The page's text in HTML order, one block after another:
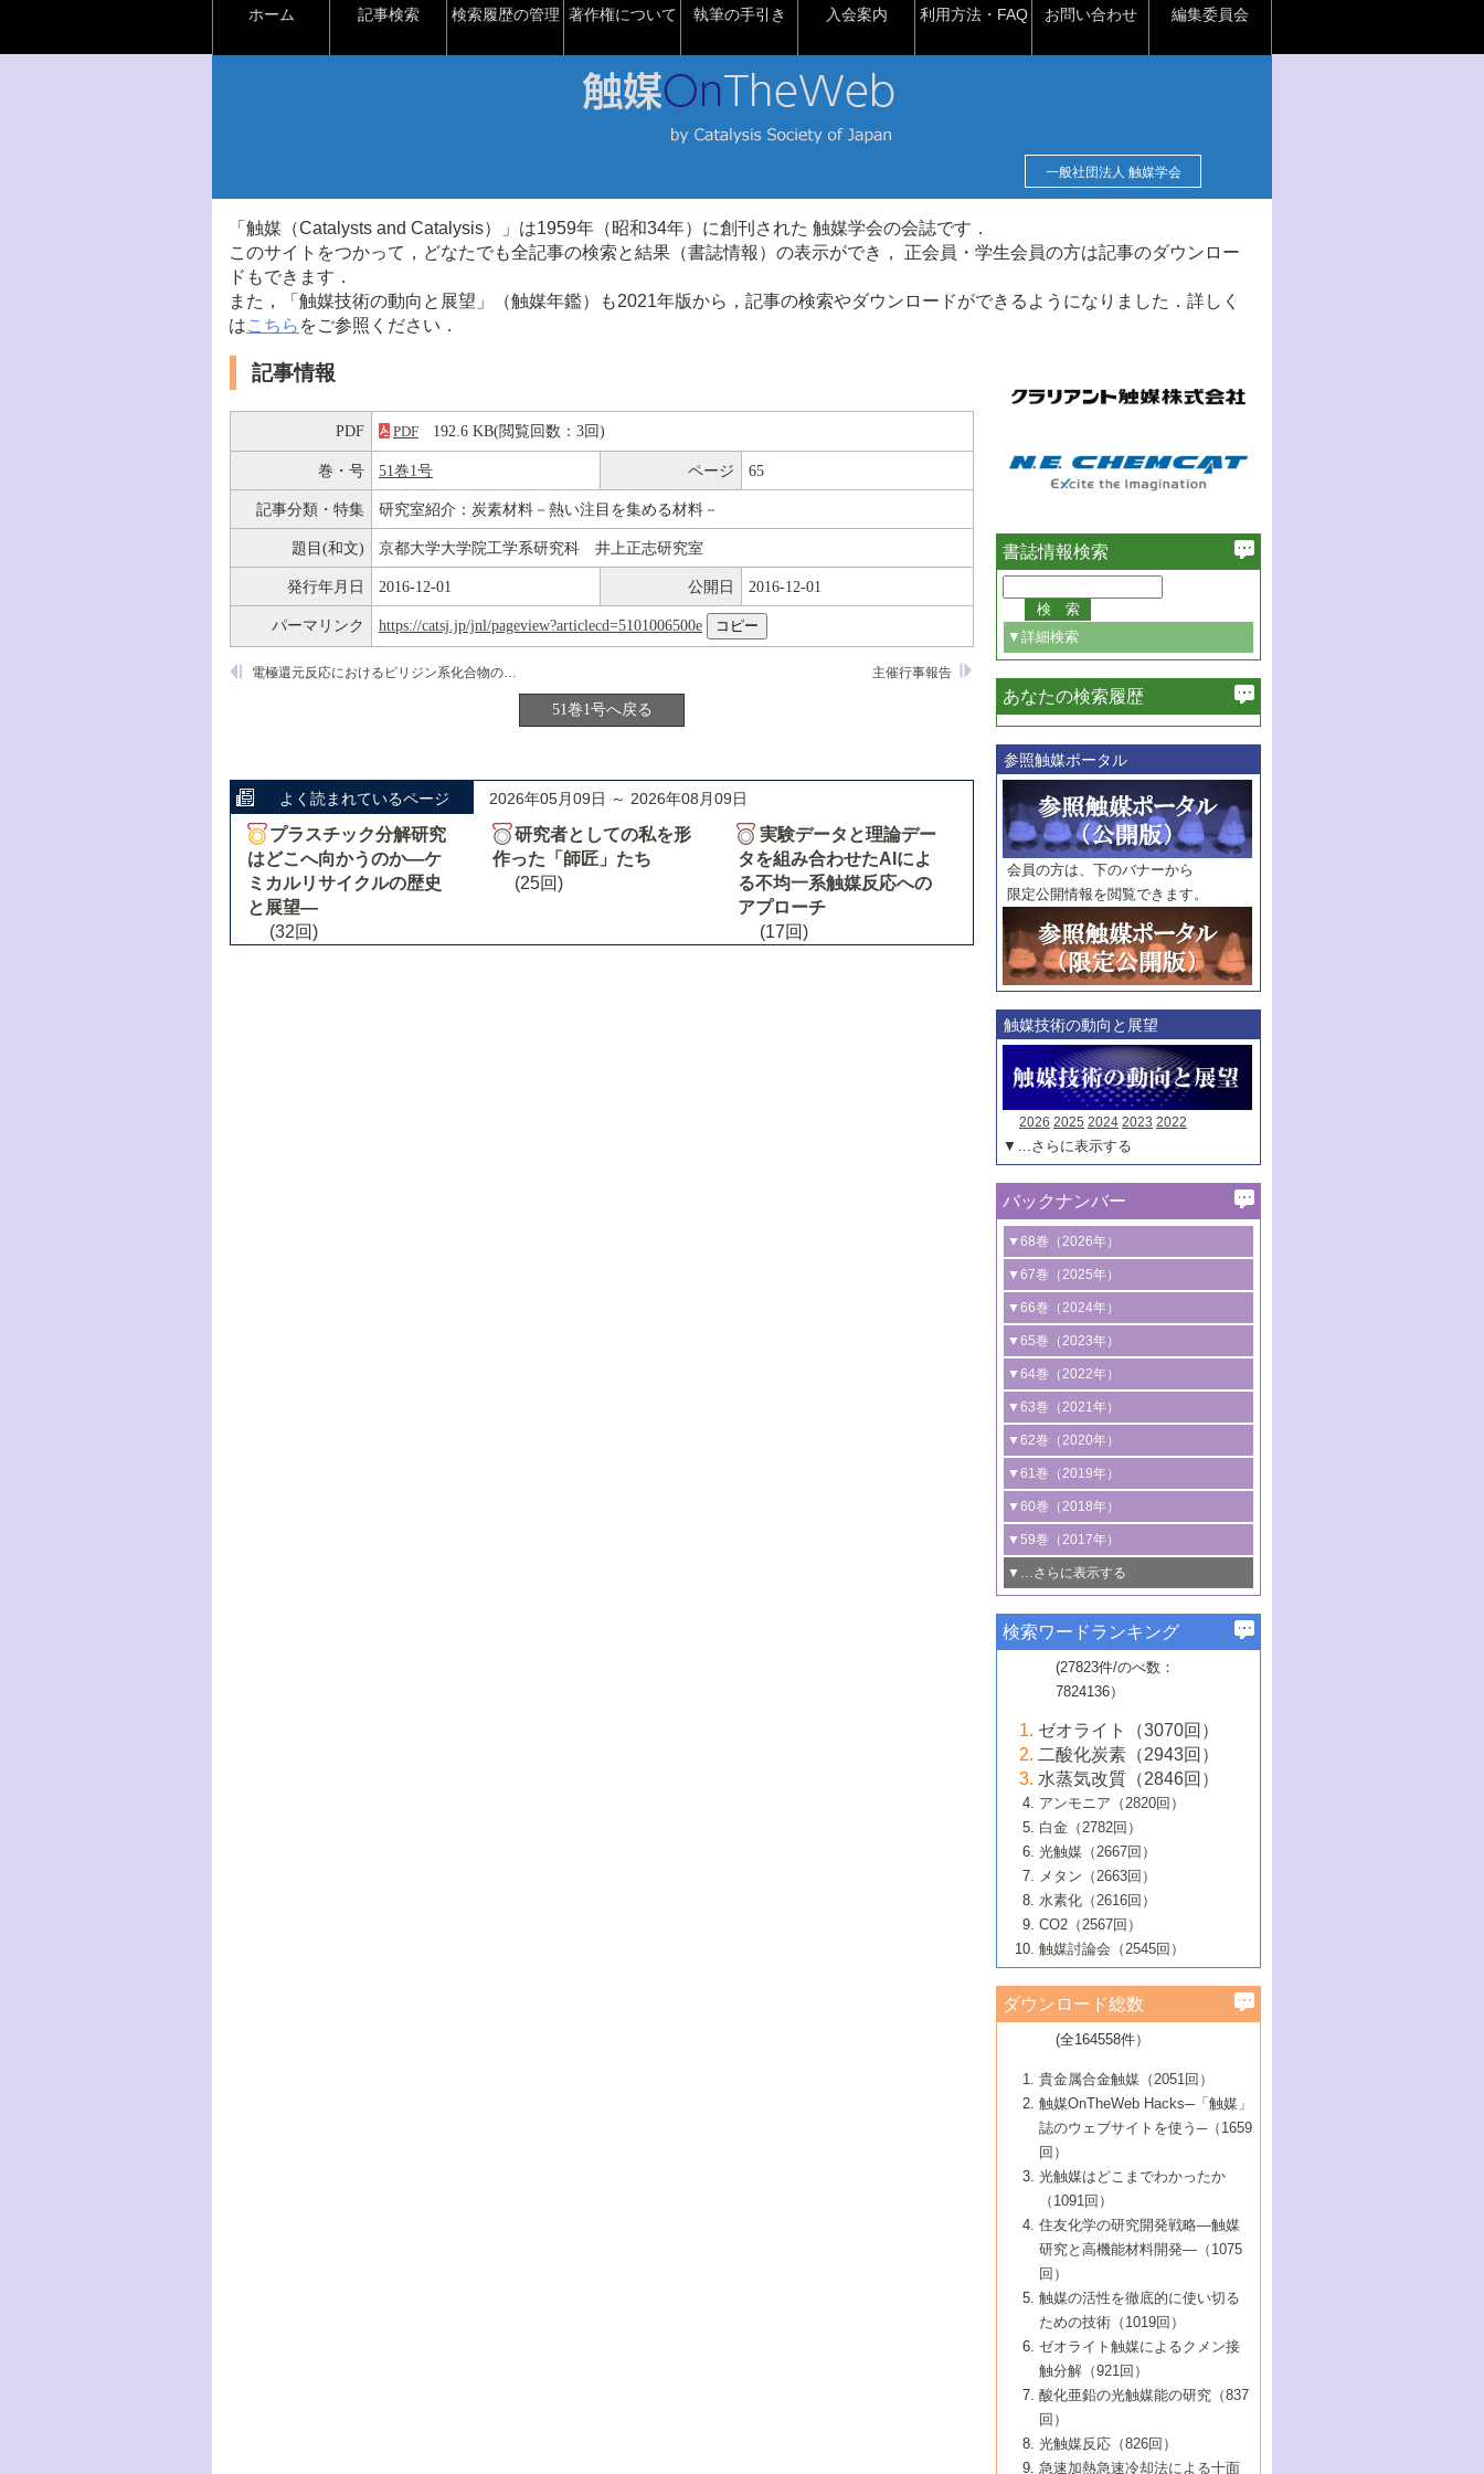
ホーム 記事検索 検索履歴の管理 著作権について 執筆の手引き 入会案内 利用方法・FAQ お問い合わせ 編集委員会
一般社団法人 触媒学会
「触媒（Catalysts and Catalysis）」は1959年（昭和34年）に創刊された 触媒学会の会誌です．
このサイトをつかって，どなたでも全記事の検索と結果（書誌情報）の表示ができ， 正会員・学生会員の方は記事のダウンロー
ドもできます．
また，「触媒技術の動向と展望」（触媒年鑑）も2021年版から，記事の検索やダウンロードができるようになりました．詳しく
はこちら をご参照ください．
記事情報
PDF PDF 192.6 KB(閲覧回数：3回)
巻・号 51巻1号 ページ 65
記事分類・特集 研究室紹介：炭素材料－熱い注目を集める材料－
題目(和文) 京都大学大学院工学系研究科 井上正志研究室
発行年月日 2016-12-01 公開日 2016-12-01
パーマリンク https://catsj.jp/jnl/pageview?articlecd=5101006500e
主催行事報告
電極還元反応におけるピリジン系化合物の触媒作用
51巻1号へ戻る
よく読まれているページ 2026年05月09日 ～ 2026年08月09日
プラスチック分解研究
はどこへ向かうのか―ケ
ミカルリサイクルの歴史
と展望―
(32回)
研究者としての私を形
作った「師匠」たち
(25回)
実験データと理論デー
タを組み合わせたAIによ
る不均一系触媒反応への
アプローチ
(17回)
書誌情報検索
▼詳細検索
必ず含む
巻・号指定
巻
号
範囲指定
巻
号～
巻
号
触媒年鑑
年度
記事種別
マーク：
マークあり
あなたの検索履歴
参照触媒ポータル
会員の方は、下のバナーから
限定公開情報を閲覧できます。
触媒技術の動向と展望
2026 2025 2024 2023 2022
▼…さらに表示する
バックナンバー
▼68巻（2026年）
1号 過酸化水素合成に関する研究動向
2号 コンピューター技術により加速する
触媒開発
3号 有機分子変換やCO 資源化のための
光触媒に関する最近の研究
B号 第137回触媒討論会（2026年）
▼67巻（2025年）
1号 CO
水素化によるグリーン燃料/グリ
ーンケミカル製造
2号 水素製造のための水分解技術に関す
る最近の研究
3号 オレフィン系樹脂の精密合成に関す
る最新技術
4号 アルコール類の効率的変換を実現す
る非貴金属触媒の研究動向
5号 ゼオライトの合成と応用における研
究動向
6号 ヘテロ接合界面
B号 第135回触媒討論会（2025年）
▼66巻（2024年）
1号 低次元ナノ構造を有する触媒材料
2号 規制反応場を活用した固体触媒研究
の新展開
3号 未踏分子変換を目指した酸化触媒プ
ロセスの最前線
4号 シンクロトロン放射光および中性子
線を利用した触媒解析技術の最先端
5号 単原子触媒
6号 参照触媒委員会からのお知らせ
B号 第133回触媒討論会（2023年）
▼65巻（2023年）
1号 炭素が関わる触媒機能
2号 プラスチックケミカルリサイクルの
ための触媒技術
3号 非酸化物系金属化合物を基盤とした
触媒材料の開発
4号 格子酸素・格子酸素欠陥を利用した
触媒反応
5号 生体触媒によるエネルギー変換反応
6号 窒素とリンの循環のための触媒・機
能性材料
▼64巻（2022年）
1号 合成ガス製造とCOを用いるケミカル
ズ合成の最新動向
2号 化学品合成のための合金触媒開発
3号 CO の排出削減および有効活用のた
めの触媒技術
4号 若手による情報発信企画～とびたて
若き触媒の研究者たち～（1）
若き触媒の研究者たち～（2）
6号 石油のノーブル・ユースを志向した
触媒技術
大学：オンライン・対面開催）
▼63巻（2021年）
1号 金触媒の新展開
2号 ペロブスカイト
3号 特殊反応場を利用した触媒的分子変
換反応
4号 多孔質材料を用いた触媒の新展開
5号 情報学的手法を用いた触媒開発
6号 カーボンニュートラルに向けた電解
技術
B号 第127回触媒討論会（2021年・オン
ライン開催(Zoom)のみ）
▼62巻（2020年）
1号 触媒設計を拓く欠陥構造のキャラク
タリゼーション
2号 機能化学品製造に資するクリーンな
触媒的酸化反応
3号 水処理のための触媒化学
4号 光触媒を用いた水分解の最新の研究
動向
5号 次世代の触媒プロセスを支えるマイ
6号 メタン転換技術の最新動向
B号 第125回触媒討論会（2020年・工学
院大学）
▼61巻（2019年）
1号 物質移動制御に着目した触媒プロセ
ス開発
2号 CO2 フリー水素サプライチェーンに
関わる触媒開発動向
3号 精密高分子合成に関する最近の研究
動向
4号 バイオマス化成品製造のための触媒
5号 固体触媒による含窒素有機化合物変
換の最前線
6号 貴金属使用量低減に向けた自動車排
ガス浄化触媒の開発
B号 第123回触媒討論会（2019年・大阪
▼60巻（2018年）
1号 固体酸触媒の最新の研究動向
2号 二酸化炭素からの有用化学品合成
3号 ナノ粒子・クラスター触媒の最前線
4号 60周年記念企画
5号 進化するゼオライト合成技術
6号 非貴金属系触媒における電気化学的
B号 第121回触媒討論会（2018年・東京
大学）
▼59巻（2017年）
1号 いたるところに，触媒
最先端技術
3号 無機分離膜材料の開発と触媒反応プ
ロセスへの適用
5号 水素のふるまいを解き明かす最先端
研究
6号 低級アルカンの有効利用のための触
媒技術
B号 第119回触媒討論会（2017年・首都
大学東京）
▼…さらに表示する
1号 ユニークな構造の高分子を生み出す触
2号 リグニンからの化成品製造に向けた触
媒技術
3号 触媒研究の最先端～とびたて若き研究
者たち～（1）
4号 触媒研究の最先端～とびたて若き研究
者たち～（2）
5号 触媒研究の最先端～とびたて若き研究
者たち～（3）
6号 イオニクス材料と燃料電池・電解合成
の最新の研究動向
B号 第117回触媒討論会（2016年・大阪府
立大学）
▼57巻（2015年）
1号 水素キャリアにかかわる触媒技術の新
2号 石油精製用触媒の最近の進展
3号 固体酸化物形燃料電池（SOFC）におけ
るアノード触媒上での燃料直接改質技術
4号 コアシェル構造の制御による触媒機能
5号 工業触媒およびその周辺技術の最近の
進歩
6号 ナノシート
B号 第115回触媒討論会（2015年・成蹊大
▼56巻（2014年）
2号 光触媒反応機構に関する最新の研究動
向
開発動向
4号 人工光合成に向けた近年のアプローチ
5号 未利用熱エネルギーの有効活用に貢献
する触媒技術
6号 ポリオキソメタレート
B号 第113回触媒討論会（2014年・ロワジ
ールホテル豊橋）
1号 高耐久性燃料電池システム用触媒にお
ける新展開
2号 リビングラジカル重合の最近の動向
3号 天然ガスの化学工業的展開に関する触
媒技術
4号 貴金属触媒の精密構造制御とその活用
5号 バイオマス化成品製造のための固体触
6号 ナノ空間─吸着状態解析から新機能開拓
B号 第111回触媒討論会（2013年・関西大
▼54巻（2012年）
1号 規則性多孔体の利用技術における最近
の進歩
2号 第109回触媒討論会
3号 貴金属低減技術の最新動向
4号 貴金属代替技術の最新動向
5号 光触媒による物質変換反応の新展開
6号 グラフェン
7号 水素を利用する化成品合成の新潮流
▼53巻（2011年）
1号 金属学から見る合金触媒の新展開
2号 第107回触媒討論会
3号 触媒のその場観察法の進歩（１）
4号 触媒のその場観察法の進歩（２）
5号 不活性結合の触媒的活性化による有機
合成
6号 新しい固体酸触媒技術
7号 ゼオライト合成における最近の進歩
▼52巻（2010年）
1号 触媒の劣化対策と長寿命触媒開発
2号 第105回触媒討論会
3号 ナノ構造が拓く新機能
4号 活性サイトおよびその環境の精密な設
計による触媒の高機能化
5号 触媒を有効に使うための技術
7号 有機分子触媒による精密有機合成
8号 高機能化ポリオレフィンに向けた重合
触媒の最近の進展
1号 炭素材料－熱い注目を集める材料－
2号 第103回触媒討論会
3号 環境浄化用光触媒の現状と課題
4号 水素社会の実現に向けた水素製造・貯
蔵技術の進歩
5号 CO2が関わる触媒・材料
7号 持続可能社会実現のための触媒および
触媒関連技術
▼50巻（2008年）
1号 触媒化学と学会のこの10年，半世紀，
そして未来
2号 第101回触媒討論会
4号 錯体を利用したユニークな表面構造の
構築と機能
5号 若手会員による触媒研究の未来展望1：
企業編
6号 第102回触媒討論会
7号 触媒・化学反応における計算化学の進
8号 若手研究者による触媒研究の未来展望
2：大学・研究所編
▼49巻（2007年）
1号 含フッ素化合物の合成と触媒
2号 第99回触媒討論会
3号 実用的ファインケミカル合成プロセス
を実現する触媒
5号 こんな物質，あんな物質―新たな触媒
の可能性―
7号 『結晶の化学』を活かした触媒研究
8号 イオン液体の応用
▼48巻（2006年）
1号 固体酸触媒の最近の進歩
2号 第97回触媒討論会
3号 リビング重合触媒の最近の展開
5号 水素製造・貯蔵のための触媒技術の新
しい展開
6号 第98回触媒討論会
7号 基礎化学品製造の触媒技術
8号 多機能型リアクター
1号 最近の触媒担体とその効果
2号 第95回触媒討論会
4号 水分解用光触媒材料
5号 時間分解分光の進歩と応用
6号 第96回触媒討論会
8号 超臨界流体を用いた化学プロセスの新
▼46巻（2004年）
1号 部分酸化反応触媒の最前線
2号 第93回触媒討論会
3号 特殊エネルギー場の触媒反応
4号 生体内における金属の触媒作用
5号 ファインケミカルズの展開に寄与する
6号 第94回触媒討論会
7号 サブナノレベルでみた新しい表面現象
8号 オレフィン重合触媒の新たな展
▼45巻（2003年）
1号 なぜこの触媒が良いのか？
2号 第91回触媒討論会
3号 最近の自動車排ガス処理技術
4号 触媒研究の現状と将来─第90回触媒討論
5号 基礎化学品製造の触媒技術
6号 第92回触媒討論会
7号 基礎化学品製造の触媒技術
8号 資源の循環と触媒技術
▼44巻（2002年）
1号 高次制御された触媒の化学
2号 第89回触媒討論会
3号 触媒を利用した電気化学の新展開
4号 ナノ材料の調製と機能化
5号 こんな触媒が欲しい
6号 第90回触媒討論会
7号 触媒研究と学術雑誌/情報
8号 若い世代からみた触媒化学の現状と未
▼43巻（2001年）
1号 グリーンケミストリーと触媒
2号 第87回触媒討論会特集号
3号 生体触媒とバイオプロセス
4号 水素製造・利用の触媒化学
5号 触媒研究における新しい切り口：コン
ビナトリアルケミストリー
6号 第88回触媒討論会特集号
7号 企業における触媒研究のブレークスル
8号 この材料を触媒として使ってみません
▼42巻（2000年）
1号 触媒反応工学の明日を拓く
2号 第85回触媒討論会
3号 反応ダイナミクス
5号 触媒のおもしろさをどのように伝える
6号 第86回触媒討論会
7号 水素化精製触媒の新しい展開
8号 新しい反応性と機能性を目指した金属
クラスタ-化学
▼41巻（1999年）
1号 孔、穴、あな?-特異な空間とその利用-
2号 第83回触媒討論会
3号 均一系触媒反応最前線
4号 実用炭素材料の新展開
5号 研究の方法論を考える
7号 機能性金属材料と触媒
8号 触媒研究へのNMRの応用と展望
▼40巻（1998年）
進展と21世紀への提言/創立40周年記念・触
媒学会この10年の歩みとこれから/創立40周
2号 第81回触媒討論会
3号 計算機触媒化学へのさそい
4号 触媒劣化の制御と予測
5号 最新の実用プロセスと触媒
6号 第82回触媒討論会
1号 均一系と不均一系触媒反応-その特徴と
接点
2号 第79回触媒討論会
3号 最新NO除去触媒の実用化研究
4号 新しい反応場を目指した触媒調製
5号 反応・分離技術の新しい展開
6号 第80回触媒討論会
▼38巻（1996年）
1号 触媒の構造と触媒作用/C1化学を中心と
する21世紀への触媒
3号 オリンピックメダル:金・銀・銅はどん
な触媒作用を示すか
4号 触媒作用における機能の複合化
▼37巻（1995年）
1号 ファインケミカルズと固体触媒
2号 第75回触媒討論会
3号 希土類を利用した触媒
4号 触媒とリサイクル
5号 エネルギー変換触媒
▼36巻（1994年）
1号 電気化学と触媒
2号 第73回触媒討論会
3号 C4化学の展開
4号 《通常号》
▼35巻（1993年）
1号 工業触媒開発マニュアル―探索から工
業化まで
2号 第71回触媒討論会
▼34巻（1992年）
1号 インパクトを与えたこの研究
2号 第69回触媒討論会
▼33巻（1991年）
1号 触媒プロセス開発マニュアル―探索か
▼32巻（1990年）
検索ワードランキング
(27823件/のべ数：
7824136）
ゼオライト（3070回）
二酸化炭素（2943回）
水蒸気改質（2846回）
アンモニア（2820回）
白金（2782回）
光触媒（2667回）
メタン（2663回）
水素化（2616回）
CO2（2567回）
触媒討論会（2545回）
ダウンロード総数
(全164558件）
貴金属合金触媒（2051回）
触媒OnTheWeb Hacks─「触媒」
誌のウェブサイトを使う─（1659
回）
光触媒はどこまでわかったか
（1091回）
住友化学の研究開発戦略―触媒
研究と高機能材料開発―（1075
回）
触媒の活性を徹底的に使い切る
ための技術（1019回）
ゼオライト触媒によるクメン接
触分解（921回）
酸化亜鉛の光触媒能の研究（837
回）
光触媒反応（826回）
急速加熱急速冷却法による十面